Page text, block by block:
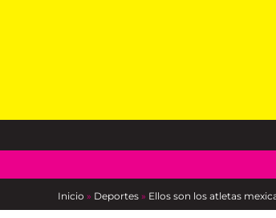
Inicio » Deportes » Ellos son los atletas